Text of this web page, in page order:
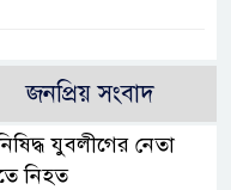
জনপ্রিয় সংবাদ
যুবলীগের নেতা
নিহত